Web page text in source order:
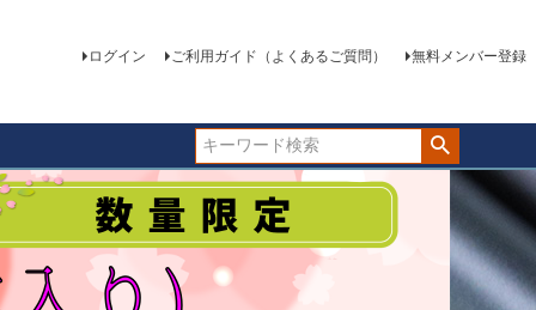
ログイン ご利用ガイド（よくあるご質問） 無料メンバー登録